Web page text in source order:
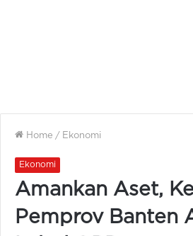
Home / Ekonomi
Ekonomi
Amankan Aset,
Pemprov Banten